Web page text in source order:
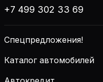
+7 499 302 33 69
Спецпредложения!
Каталог автомобилей